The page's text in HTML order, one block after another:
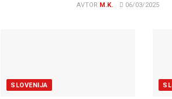
AVTOR M.K. 06/03/2025
SLOVENIJA